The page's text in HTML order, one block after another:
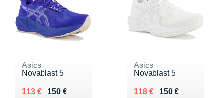
Asics
Novablast 5
150 €
Au lieu de 150 €
113 €
Vendu 113 €
Asics
Novablast 5
150 €
Au lieu de 150 €
118 €
Vendu 118 €